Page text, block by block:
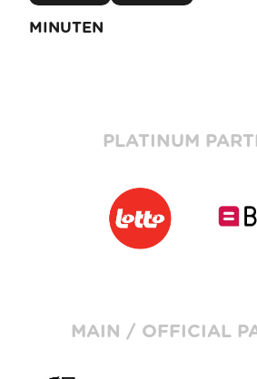
MINUTEN
PLATINUM
MAIN / OFFICIAL